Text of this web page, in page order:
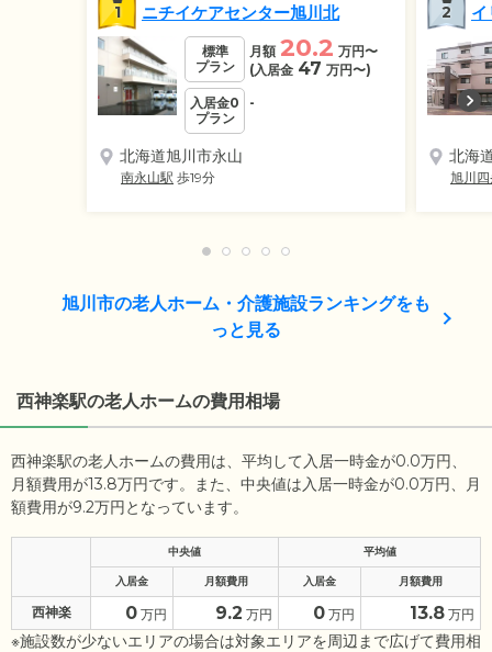
1 ニチイケアセンター旭川北
標準
プラン
月額 20.2 万円〜
(入居金 47 万円〜)
入居金0
プラン
-
北海道旭川市永山
南永山駅 歩19分
2
北海
旭川
旭川市の老人ホーム・介護施設ランキングをも
っと見る
西神楽駅の老人ホームの費用相場
西神楽駅の老人ホームの費用は、平均して入居一時金が0.0万円、
月額費用が13.8万円です。また、中央値は入居一時金が0.0万円、月
額費用が9.2万円となっています。
中央値 平均値
入居金 月額費用 入居金 月額費用
西神楽 0 万円 9.2 万円 0 万円 13.8 万円
※施設数が少ないエリアの場合は対象エリアを周辺まで広げて費用相